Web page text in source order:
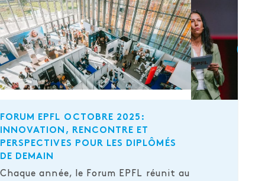
FORUM EPFL OCTOBRE 2025:
INNOVATION, RENCONTRE ET
PERSPECTIVES POUR LES DIPLÔMÉS
DE DEMAIN
Chaque année, le Forum EPFL réunit au